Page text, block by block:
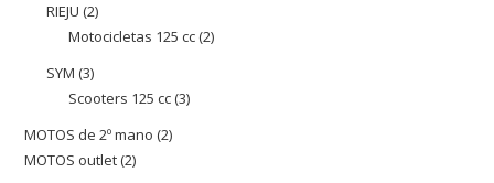
productos
RIEJU 22
productos
Motocicletas 125 cc 22
SYM 33
productos
Scooters 125 cc 33
MOTOS de 2º mano 22
MOTOS outlet 22